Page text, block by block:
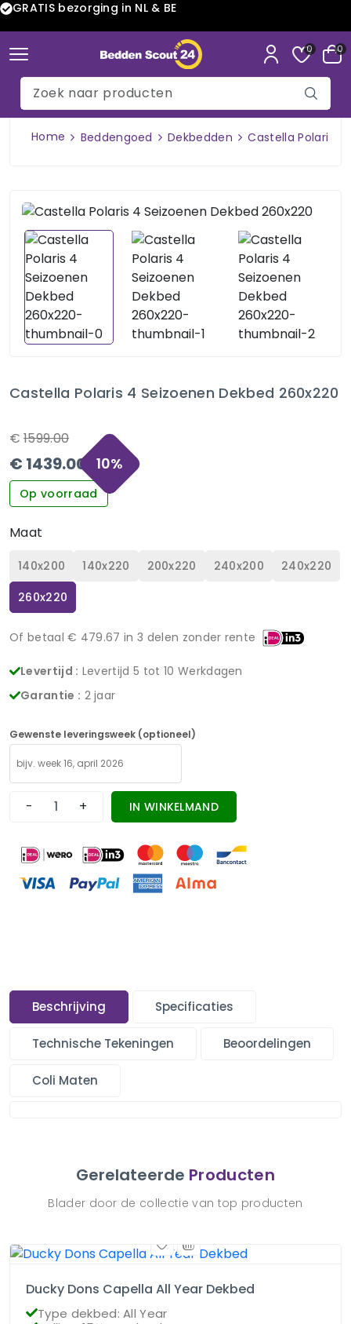
GRATIS bezorging in NL & BE
0 0
Home Beddengoed Dekbedden Castella Polaris 4
Castella Polaris 4 Seizoenen Dekbed 260x220
€ 1599.00
€ 1439.00 10%
Op voorraad
Maat
140x200 140x220 200x220 240x200
240x220
260x220
Of betaal € 479.67 in 3 delen zonder rente
Levertijd : Levertijd 5 tot 10 Werkdagen
Garantie : 2 jaar
Gewenste leveringsweek (optioneel)
- + IN WINKELMAND
Beschrijving Specificaties
Technische Tekeningen Beoordelingen
Coli Maten
Gerelateerde Producten
Blader door de collectie van top producten
Ducky Dons Capella All Year Dekbed
Type dekbed: All Year